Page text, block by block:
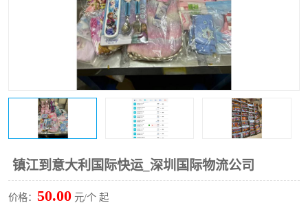
镇江到意大利国际快运_深圳国际物流公司
价格： 50.00 元/个 起
DHL国际快递电话 深圳国际快递
新能源电池出口物流